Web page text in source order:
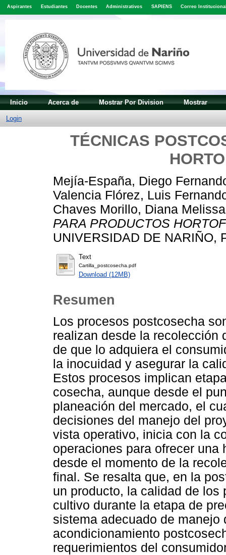
Aspirantes Estudiantes Docentes Administrativos SAPIENS Correo
Inicio Acerca de Mostrar Por Division Mostrar
Login
TÉCNICAS
Mejía-España, Diego
Valencia Flórez, Luis
Chaves Morillo, Diana Melissa
PARA PRODUCTOS
UNIVERSIDAD DE NARIÑO,
Text
Cartilla_postcosecha.pdf
Download (12MB)
Resumen
Los procesos postcosecha
realizan desde la recolección
de que lo adquiera el
la inocuidad y asegurar la
Estos procesos implican
cosecha, aunque desde el
planeación del mercado, el
decisiones del manejo del
vista operativo, inicia con la
operaciones para ofrecer
desde el momento de la
final. Se resalta que, en la
un producto, la calidad de
cultivo durante la etapa de
sistema adecuado de
acondicionamiento
requerimientos del